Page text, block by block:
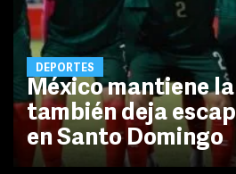
DEPORTES
México mantiene
también deja
en Santo Domingo